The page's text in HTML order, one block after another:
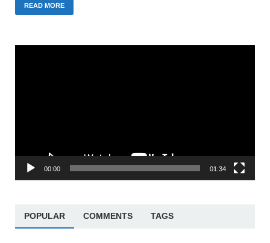
READ MORE
00:00 01:34
POPULAR COMMENTS TAGS